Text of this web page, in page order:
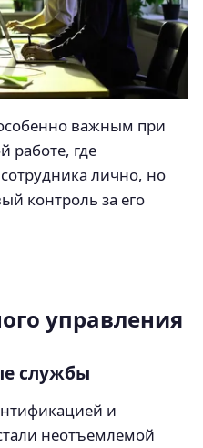
важным при
работе, где
лично, но
контроль за его
управления
службы
и
неотъемлемой